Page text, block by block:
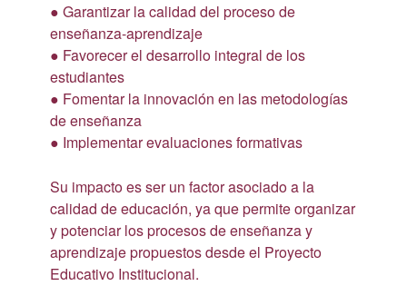
● Garantizar la calidad del proceso de
enseñanza-aprendizaje
● Favorecer el desarrollo integral de los
estudiantes
● Fomentar la innovación en las metodologías
de enseñanza
● Implementar evaluaciones formativas
Su impacto es ser un factor asociado a la
calidad de educación, ya que permite organizar
y potenciar los procesos de enseñanza y
aprendizaje propuestos desde el Proyecto
Educativo Institucional.